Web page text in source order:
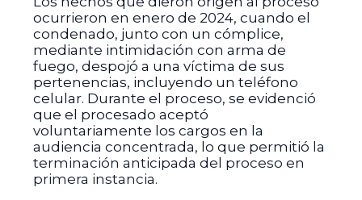
ocurrieron en enero de 2024, cuando el
condenado, junto con un cómplice,
mediante intimidación con arma de
fuego, despojó a una víctima de sus
pertenencias, incluyendo un teléfono
celular. Durante el proceso, se evidenció
que el procesado aceptó
voluntariamente los cargos en la
audiencia concentrada, lo que permitió la
terminación anticipada del proceso en
primera instancia.